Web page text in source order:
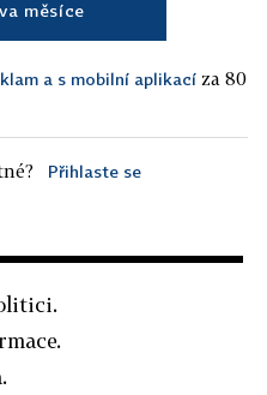
měsíce
a s mobilní aplikací za 80
Přihlaste se